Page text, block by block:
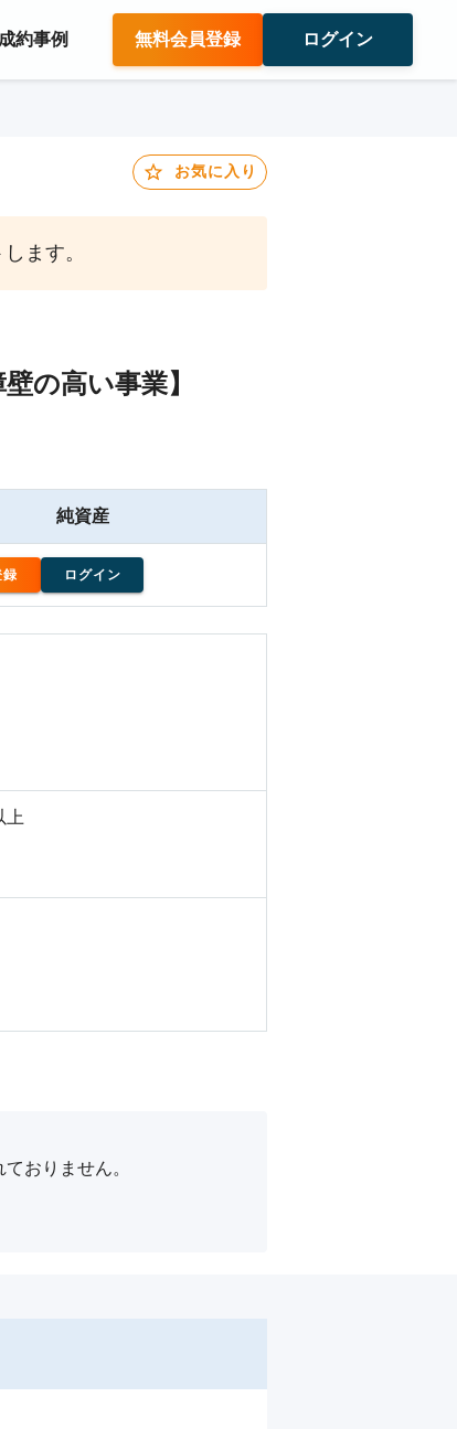
成約事例 無料会員登録 ログイン
お気に入り
ます。
の高い事業】
録 ログイン
純資産
上
おりません。